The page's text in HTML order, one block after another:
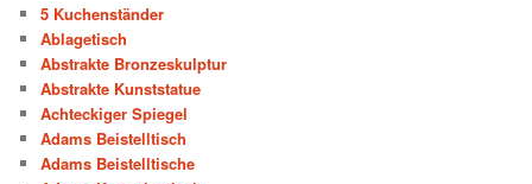
5 Kuchenständer
Ablagetisch
Abstrakte Bronzeskulptur
Abstrakte Kunststatue
Achteckiger Spiegel
Adams Beistelltisch
Adams Beistelltische